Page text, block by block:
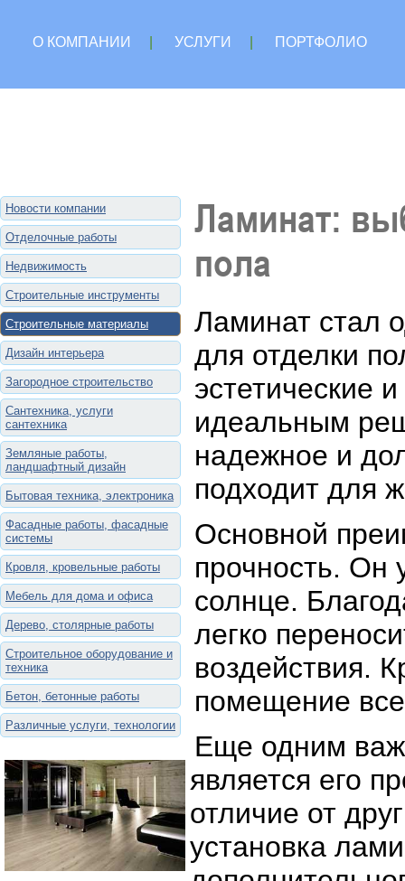
О КОМПАНИИ УСЛУГИ
ПОРТФОЛИО
Новости компании
Отделочные работы
Недвижимость
Строительные инструменты
Строительные материалы
Дизайн интерьера
Загородное строительство
Сантехника, услуги
сантехника
Земляные работы,
ландшафтный дизайн
Бытовая техника, электроника
Фасадные работы, фасадные
системы
Кровля, кровельные работы
Мебель для дома и офиса
Дерево, столярные работы
Строительное оборудование и
техника
Бетон, бетонные работы
Различные услуги, технологии
Ламинат:
пола
Ламинат стал
для отделки
эстетические
идеальным
надежное и
подходит для
Основной
прочность. Он
солнце.
легко
воздействия.
помещение
Еще одним
является его
отличие от
установка